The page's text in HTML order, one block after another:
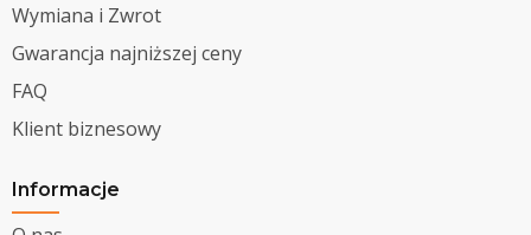
Wymiana i Zwrot
Gwarancja najniższej ceny
FAQ
Klient biznesowy
Informacje